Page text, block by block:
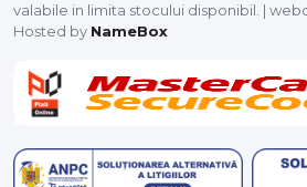
valabile in limita stocului disponibil. |
Hosted by NameBox